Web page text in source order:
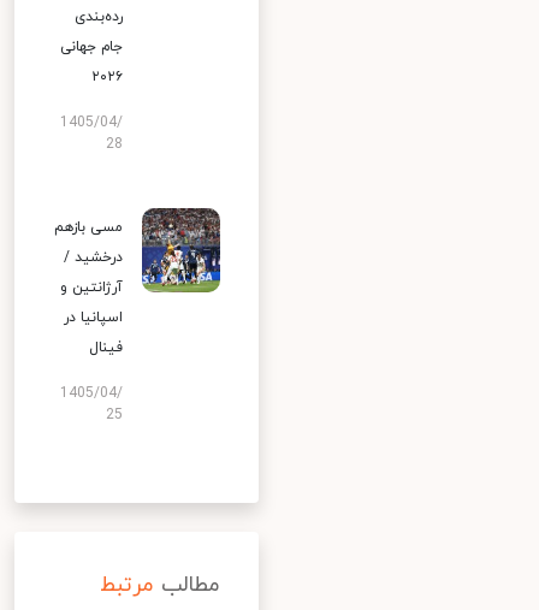
رده‌بندی
جام جهانی
۲۰۲۶
1405/04/
28
مسی بازهم
درخشید /
آرژانتین و
اسپانیا در
فینال
1405/04/
25
مطالب مرتبط